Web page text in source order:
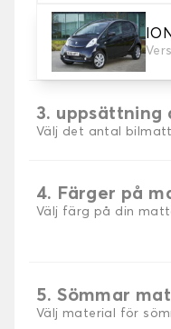
ION
2. Material
Välj material för din
3. uppsättning
Välj det antal
4. Färger på
Välj färg på din
5. Sömmar
Välj material för